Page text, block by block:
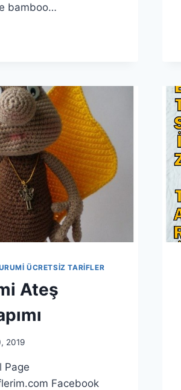
bamboo…
ÜCRETSIZ TARIFLER
Ateş
2019
Page
Facebook